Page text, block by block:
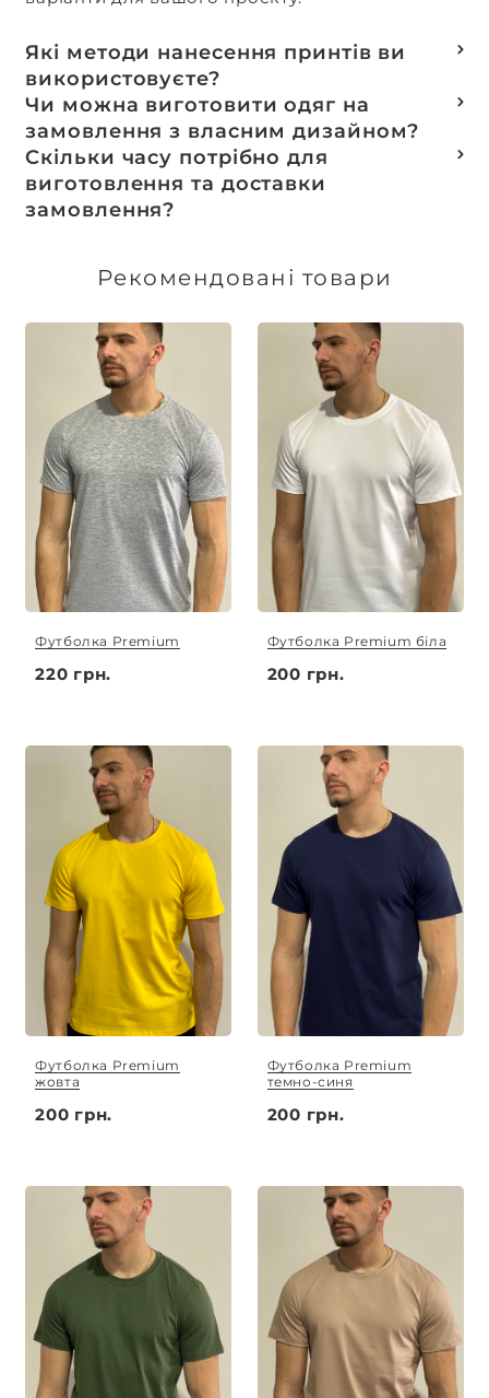
Які методи нанесення принтів ви
використовуєте?
Термотранферний
Шовкотрафаретний
DTF – друк
Машинна вишивка
Чи можна виготовити одяг на
замовлення з власним дизайном?
Так, ми спеціалізуємося на розробці колекцій
та мерчу під ключ, цей процес включає підбір
тканин, розробку лекал, дизай та
завершується пошиттям готового виробу.
Скільки часу потрібно для
виготовлення та доставки
замовлення?
виготовлення індивідуальних замовлень
Рекомендовані товари
Футболка Premium
220 грн.
Футболка Premium біла
200 грн.
Футболка Premium
жовта
200 грн.
Футболка Premium
темно-синя
200 грн.